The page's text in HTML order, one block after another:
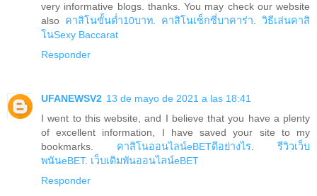
very informative blogs. thanks. You may check our website
also คาสิโนขั้นต่ำ10บาท. คาสิโนเซ็กซี่บาคาร่า. วิธีเล่นคาสิ
โนSexy Baccarat
Responder
UFANEWSV2 13 de mayo de 2021 a las 18:41
I went to this website, and I believe that you have a plenty
of excellent information, I have saved your site to my
bookmarks. คาสิโนออนไลน์eBETดีอย่างไร. รีวิวเว็บ
พนันeBET. เว็บเดิมพันออนไลน์eBET
Responder